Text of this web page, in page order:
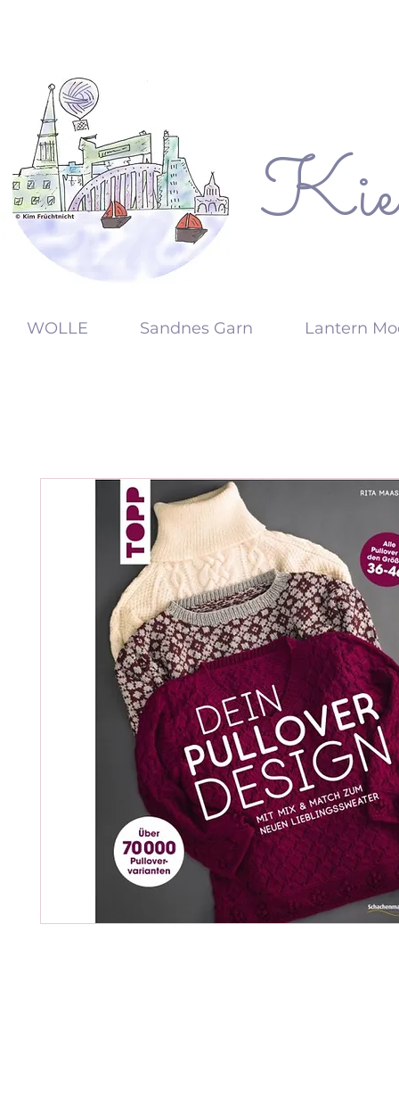
KW
WOLLE Sandnes Garn Lantern